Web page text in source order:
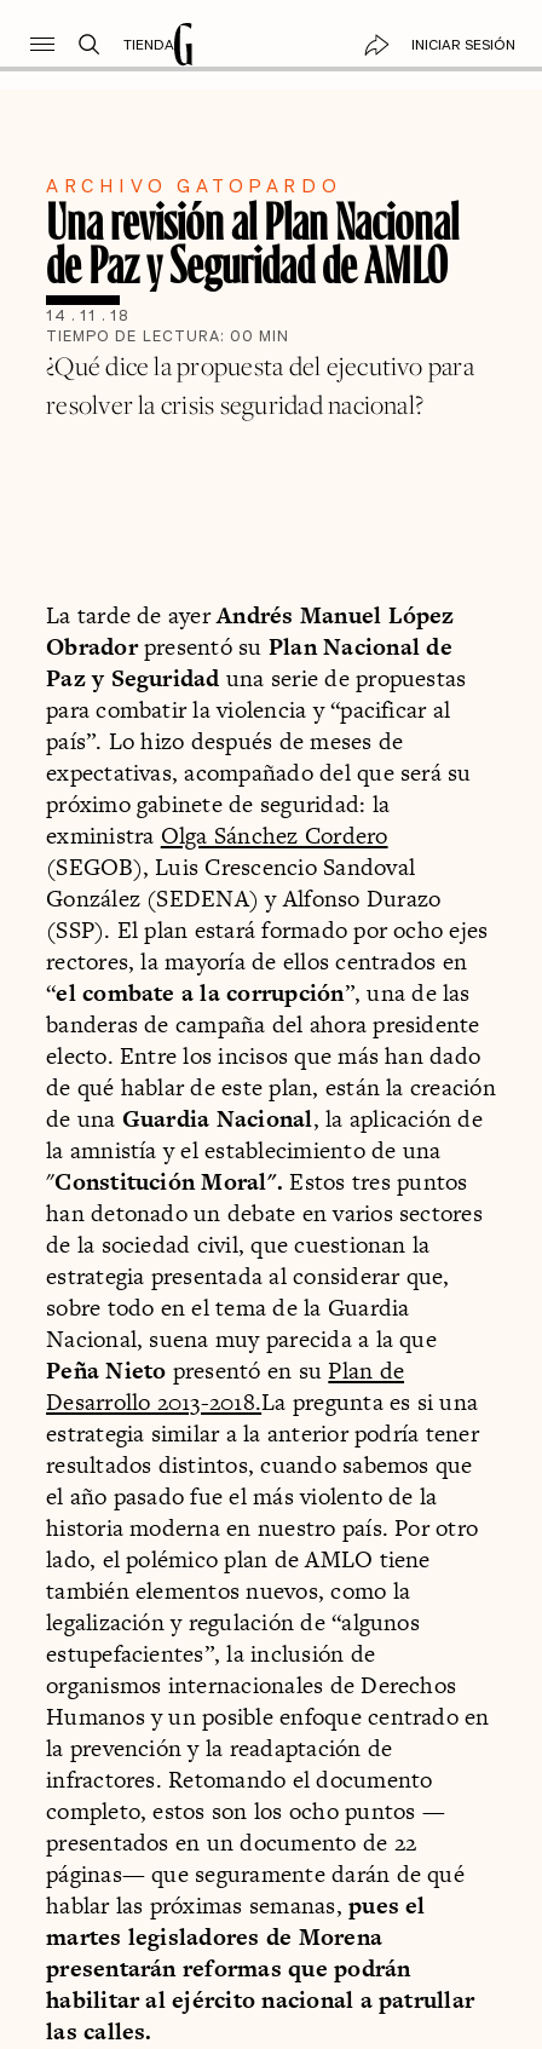
TIENDA INICIAR SESIÓN
ARCHIVO GATOPARDO
Una revisión al Plan Nacional
de Paz y Seguridad de AMLO
14 . 11 . 18
TIEMPO DE LECTURA: 00 MIN
¿Qué dice la propuesta del ejecutivo para
resolver la crisis seguridad nacional?
La tarde de ayerAndrés Manuel López
Obradorpresentó su Plan Nacional de
Paz y Seguridad una serie de propuestas
para combatir la violencia y “pacificar al
país”. Lo hizo después de meses de
expectativas, acompañado del que será su
próximo gabinete de seguridad: la
exministra Olga Sánchez Cordero
(SEGOB), Luis Crescencio Sandoval
González (SEDENA) y Alfonso Durazo
(SSP). El plan estará formado por ocho ejes
rectores, la mayoría de ellos centrados en
“el combate a la corrupción”, una de las
banderas de campaña del ahora presidente
electo. Entre los incisos que más han dado
de qué hablar de este plan, están la creación
de una Guardia Nacional, la aplicación de
la amnistía y el establecimiento de una
"Constitución Moral".Estos tres puntos
han detonado un debate en varios sectores
de la sociedad civil, que cuestionan la
estrategia presentada al considerar que,
sobre todo en el tema de la Guardia
Nacional, suena muy parecida a la que
Peña Nieto presentó en suPlan de
Desarrollo 2013-2018.La pregunta es si una
estrategia similar a la anterior podría tener
resultados distintos, cuando sabemos que
el año pasado fue el más violento de la
historia moderna en nuestro país. Por otro
lado, el polémico plan de AMLO tiene
también elementos nuevos, como la
legalización y regulación de “algunos
estupefacientes”, la inclusión de
organismos internacionales de Derechos
Humanos y un posible enfoque centrado en
la prevención y la readaptación de
infractores. Retomando el documento
completo, estos son los ocho puntos —
presentados en un documento de 22
páginas— que seguramente darán de qué
hablar las próximas semanas,pues el
martes legisladores de Morena
presentarán reformas que podrán
habilitar al ejército nacional a patrullar
las calles.